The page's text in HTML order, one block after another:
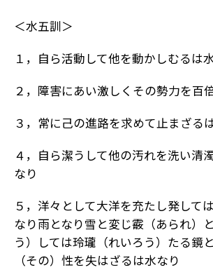
＜水五訓＞
１，自ら活動して他を動かしむるは
２，障害にあい激しくその勢力を百
３，常に己の進路を求めて止まざる
４，自ら潔うして他の汚れを洗い清
なり
５，洋々として大洋を充たし発して
なり雨となり雪と変じ霰（あられ）
う）しては玲瓏（れいろう）たる鏡
（その）性を失はざるは水なり